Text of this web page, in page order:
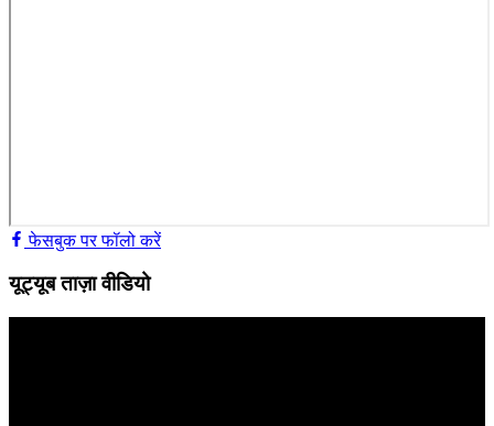
फेसबुक पर फॉलो करें
यूट्यूब ताज़ा वीडियो